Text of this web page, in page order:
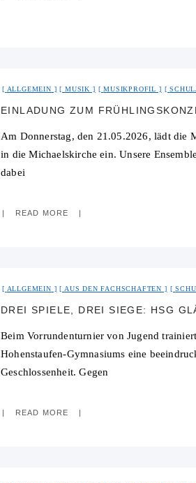
ALLGEMEIN MUSIK MUSIKPROFIL
EINLADUNG ZUM
Am Donnerstag, den 21.05.2026, lädt die
in die Michaelskirche ein. Unsere
dabei
READ MORE
ALLGEMEIN AUS DEN FACHSCHAFTEN
DREI SPIELE, DREI SIEGE: HSG
Beim Vorrundenturnier von Jugend
Hohenstaufen-Gymnasiums eine
Geschlossenheit. Gegen
READ MORE